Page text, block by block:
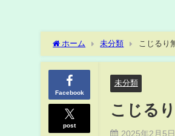
ホーム 未分類 こじるり
Facebook
post
未分類
こじる
2025年2月5日